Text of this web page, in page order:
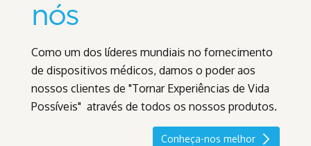
nós
Como um dos líderes mundiais no fornecimento
de dispositivos médicos, damos o poder aos
nossos clientes de "Tornar Experiências de Vida
Possíveis" através de todos os nossos produtos.
Conheça-nos melhor